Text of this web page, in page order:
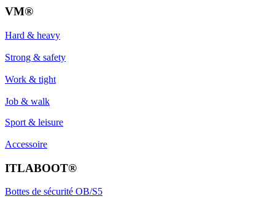
VM®
Hard & heavy
Strong & safety
Work & tight
Job & walk
Sport & leisure
Accessoire
ITLABOOT®
Bottes de sécurité OB/S5